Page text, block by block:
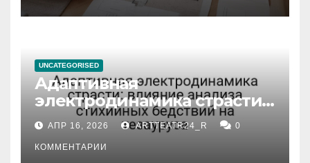
UNCATEGORISED
Адаптивная
электродинамика страсти:
влияние анализа
стихийных бедствий на
тезауруса
АПР 16, 2026 ARTTEATR24_R 0
КОММЕНТАРИИ